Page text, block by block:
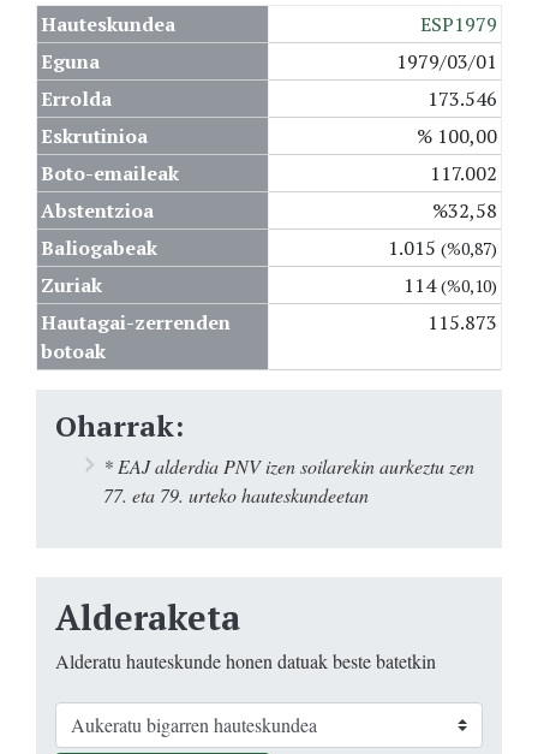
Hauteskundea
ESP1979
Eguna
1979/03/01
Errolda
173.546
Eskrutinioa
% 100,00
Boto-emaileak
117.002
Abstentzioa
%32,58
Baliogabeak
1.015 (%0,87)
Zuriak 114(%0,10)
Hautagai-zerrenden
botoak
115.873
Oharrak:
* EAJ alderdia PNV izen soilarekin aurkeztu zen
77. eta 79. urteko hauteskundeetan
Alderaketa
Alderatu hauteskunde honen datuak beste batetkin